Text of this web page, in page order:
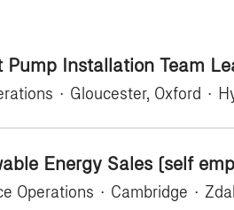
Pump Installation Team
· Gloucester, Oxford ·
Energy Sales (self
Operations · Cambridge ·